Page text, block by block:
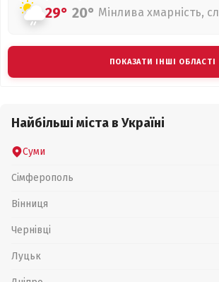
29° 20° Мінлива хмарність,
ПОКАЗАТИ ІНШІ ОБЛАСТІ
Найбільші міста в Україні
Суми
Сімферополь
Вінниця
Чернівці
Луцьк